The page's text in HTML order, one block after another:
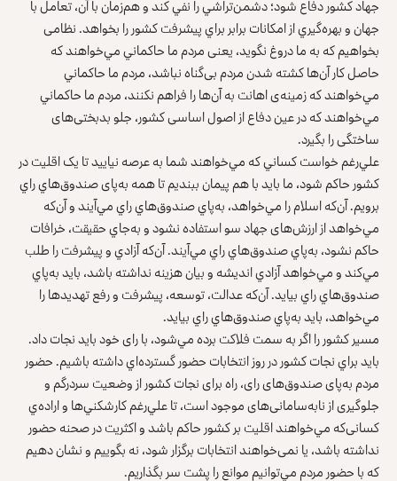
جهاد کشور دفاع شود؛ دشمن‌‌تراشي را نفي کند و هم‌‌زمان با آن، تعامل با
جهان و بهره‌‌گيري از امكانات برابر براي پيشرفت كشور را بخواهد. ‌نظامی
بخواهیم كه به ما دروغ نگويد، یعنی مردم ما حاكماني مي‌خواهند كه
حاصل كار آن‌ها کشته شدن مردم بی‌گناه نباشد، مردم ما حاكماني
مي‌خواهند كه زمينه‌ی اهانت به آن‌ها را فراهم نکنند، مردم ما حاكماني
مي‌خواهند كه در عين دفاع از اصول اساسی کشور، جلو بد‌بختی‌های
ساختگی را بگیرد.
علي‌‌رغم خواست كساني كه مي‌خواهند شما به عرصه‌ نياييد تا یک اقليت در
كشور حاكم شود، ما باید با هم پيمان ‌ببنديم تا همه به‌پای صندوق‌هاي راي
برویم. آن‌كه اسلام را مي‌خواهد، به‌پاي صندوق‌هاي راي مي‌‌آيند و آن‌كه
مي‌‌خواهد از ارزش‌های جهاد سو‌ استفاده نشود و به‌جاي حقيقت، خرافات
حاكم نشود، به‌پاي صندوق‌هاي راي مي‌‌آيند. آن‌كه آزادي و پيشرفت را طلب
مي‌‌كند و مي‌‌خواهد آزادي انديشه و بيان هزينه نداشته باشد، باید به‌پاي
صندوق‌هاي راي بيايد. آن‌كه عدالت، توسعه‌، پيشرفت و رفع تهديدها را
مي‌خواهد، باید به‌پاي صندوق‌هاي راي بیاید.
مسير كشور را اگر به سمت فلاكت برده مي‌‌شود، با رای خود باید نجات داد.
بايد براي نجات كشور در روز انتخابات حضور گسترده‌‌اي داشته باشيم. حضور
مردم به‌پای صندوق‌های رای، راه برای نجات کشور از وضعیت سر‌درگم و
جلوگیری از نابه‌سامانی‌های موجود است، تا علي‌رغم كارشكني‌‌ها و اراده‌‌‌ي
کسانی‌كه مي‌خواهند اقليت بر كشور حاكم باشد و اکثریت در صحنه‌ حضور
نداشته باشد، یا نمی‌خواهند انتخابات برگزار شود، نه بگوييم و نشان دهیم
که با حضور مردم مي‌‌توانيم موانع را پشت سر بگذاريم.